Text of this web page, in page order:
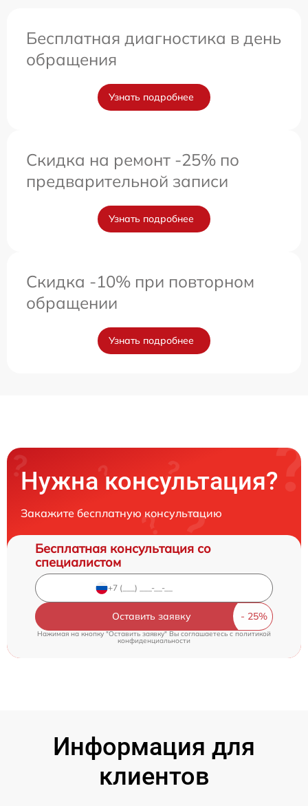
Бесплатная диагностика в день
обращения
Узнать подробнее
Скидка на ремонт -25% по
предварительной записи
Узнать подробнее
Скидка -10% при повторном
обращении
Узнать подробнее
Нужна консультация?
Закажите бесплатную консультацию
Бесплатная консультация со
специалистом
Оставить заявку
Нажимая на кнопку "Оставить заявку" Вы соглашаетесь cполитикой
конфиденциальности
Информация для
клиентов